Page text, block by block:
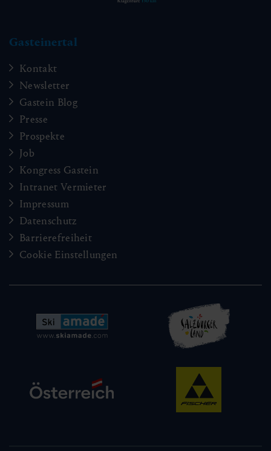
Gasteinertal
Kontakt
Newsletter
Gastein Blog
Presse
Prospekte
Job
Kongress Gastein
Intranet Vermieter
Impressum
Datenschutz
Barrierefreiheit
Cookie Einstellungen